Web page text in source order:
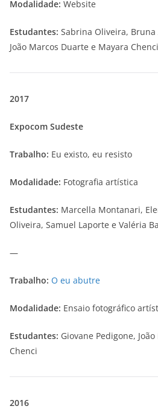
Modalidade: Website
Estudantes: Sabrina Oliveira, Bruna
João Marcos Duarte e Mayara Chenci
2017
Expocom Sudeste
Trabalho: Eu existo, eu resisto
Modalidade: Fotografia artística
Estudantes: Marcella Montanari,
Oliveira, Samuel Laporte e Valéria
—
Trabalho: O eu abutre
Modalidade: Ensaio fotográfico
Estudantes: Giovane Pedigone,
Chenci
2016